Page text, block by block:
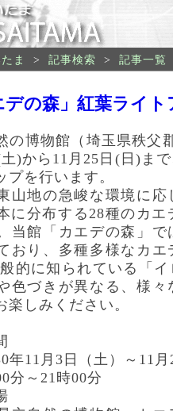
ま > 記事検索 > 記事一覧
デの森」紅葉ライ
の博物館（埼玉県秩父
)から11月25日(日)ま
プを行います。
山地の急峻な環境に
に分布する28種のカ
当館「カエデの森」
おり、多種多様なカ
的に知られている「
色づきが異なる、様
楽しみください。
月3日（土）～11月
21時00分